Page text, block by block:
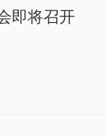
即将召开